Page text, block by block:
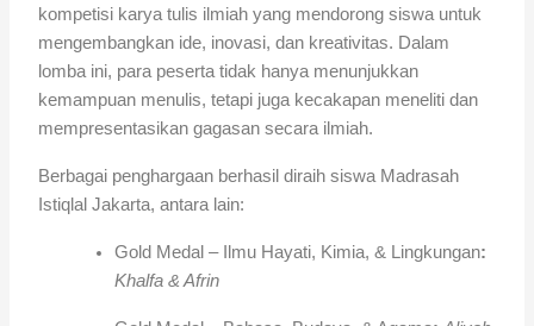
kompetisi karya tulis ilmiah yang mendorong siswa untuk
mengembangkan ide, inovasi, dan kreativitas. Dalam
lomba ini, para peserta tidak hanya menunjukkan
kemampuan menulis, tetapi juga kecakapan meneliti dan
mempresentasikan gagasan secara ilmiah.
Berbagai penghargaan berhasil diraih siswa Madrasah
Istiqlal Jakarta, antara lain:
Gold Medal – Ilmu Hayati, Kimia, & Lingkungan:
Khalfa & Afrin